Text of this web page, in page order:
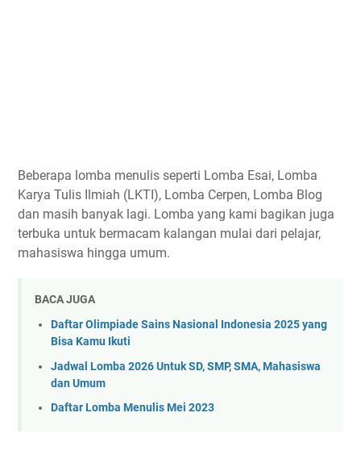
LKTI Pelajar dan Mahasiswa Nasional IASC X 2023
Einstein Great Event National Essay Competition 2023
Economic Essay Competition 2023 di Universitas Negeri
Semarang
2023
Lomba Essay Tingkat Internasional IMAKO EXPO 2023
Umum
Beberapa lomba menulis seperti Lomba Esai, Lomba
Karya Tulis Ilmiah (LKTI), Lomba Cerpen, Lomba Blog
dan masih banyak lagi. Lomba yang kami bagikan juga
terbuka untuk bermacam kalangan mulai dari pelajar,
mahasiswa hingga umum.
BACA JUGA
Daftar Olimpiade Sains Nasional Indonesia 2025 yang
Bisa Kamu Ikuti
Jadwal Lomba 2026 Untuk SD, SMP, SMA, Mahasiswa
dan Umum
Daftar Lomba Menulis Mei 2023